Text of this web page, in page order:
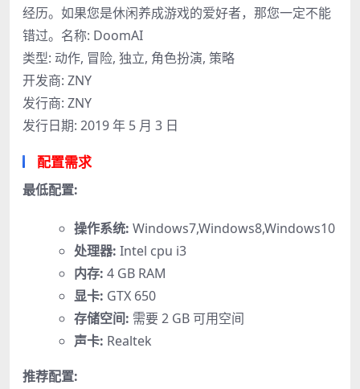
经历。如果您是休闲养成游戏的爱好者，那您一定不能
错过。名称: DoomAI
类型: 动作, 冒险, 独立, 角色扮演, 策略
开发商: ZNY
发行商: ZNY
发行日期: 2019 年 5 月 3 日
配置需求
最低配置:
操作系统: Windows7,Windows8,Windows10
处理器: Intel cpu i3
内存: 4 GB RAM
显卡: GTX 650
存储空间: 需要 2 GB 可用空间
声卡: Realtek
推荐配置: